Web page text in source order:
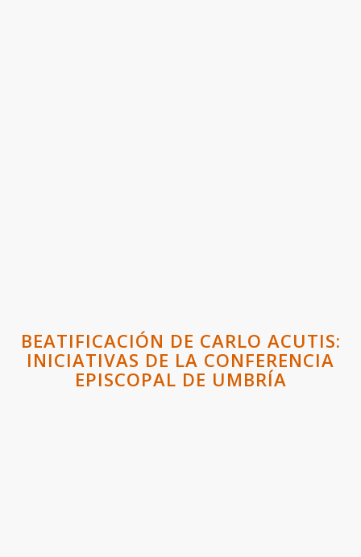
BEATIFICACIÓN DE CARLO ACUTIS:
INICIATIVAS DE LA CONFERENCIA
EPISCOPAL DE UMBRÍA